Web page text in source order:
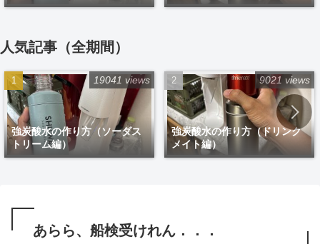
人気記事（全期間）
強炭酸水の作り方（ソーダス
トリーム編）
19041 views
強炭酸水の作り方（ドリンク
メイト編）
9021 views
あらら、船検受けれん．．．